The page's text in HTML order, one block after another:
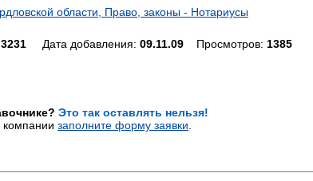
области, Право, законы - Нотариусы
3231 Дата добавления: 09.11.09 Просмотров: 1385
Это так оставлять нельзя!
компании заполните форму заявки